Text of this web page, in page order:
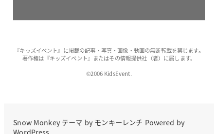
『キッズイベント』に掲載の記事・写真・画像・動画の無断転載を禁じます。
著作権は『キッズイベント』またはその情報提供社（者）に属します。
©2006 KidsEvent.
Snow Monkeyテーマ by モンキーレンチ Powered by